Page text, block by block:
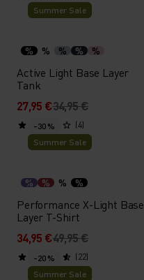
Summer Sale
% % % % %
Active Light Base Layer
Tank
27,95 €34,95 €
(4)
-30 %
Summer Sale
% % % %
Performance X-Light Base
Layer T-Shirt
34,95 €49,95 €
(22)
-20 %
Summer Sale